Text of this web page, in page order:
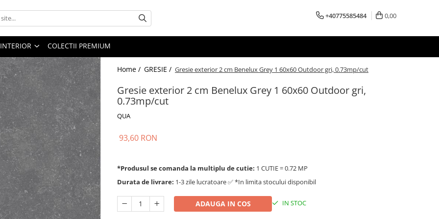
+40775585484 0,00
COLECTII PREMIUM
Home / GRESIE / Gresie exterior 2 cm Benelux Grey 1 60x60 Outdoor gri, 0.73mp/cut
Gresie exterior 2 cm Benelux Grey 1 60x60 Outdoor gri,
0.73mp/cut
QUA
93,60 RON
*Produsul se comanda la multiplu de cutie: 1 CUTIE = 0.72 MP
Durata de livrare: 1-3 zile lucratoare ✅ *In limita stocului disponibil
ADAUGA IN COS IN STOC